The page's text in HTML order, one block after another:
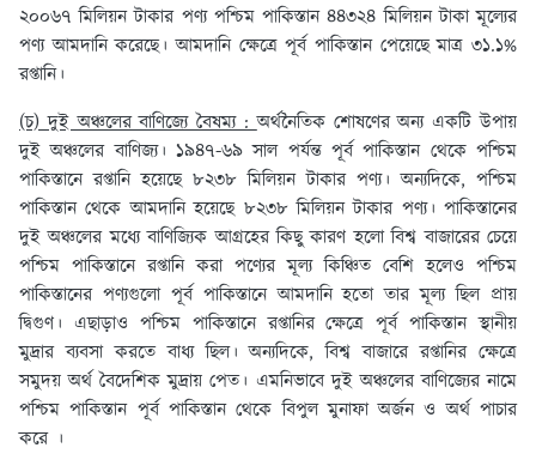
২০০৬৭ মিলিয়ন টাকার পণ্য পশ্চিম পাকিস্তান ৪৪৩২৪ মিলিয়ন টাকা মূল্যের
পণ্য আমদানি করেছে। আমদানি ক্ষেত্রে পূর্ব পাকিস্তান পেয়েছে মাত্র ৩১.১%
রপ্তানি।
(চ) দুই অঞ্চলের বাণিজ্যে বৈষম্য :অর্থনৈতিক শোষণের অন্য একটি উপায়
দুই অঞ্চলের বাণিজ্য। ১৯৪৭-৬৯ সাল পর্যন্ত পূর্ব পাকিস্তান থেকে পশ্চিম
পাকিস্তানে রপ্তানি হয়েছে ৮২৩৮ মিলিয়ন টাকার পণ্য। অন্যদিকে, পশ্চিম
পাকিস্তান থেকে আমদানি হয়েছে ৮২৩৮ মিলিয়ন টাকার পণ্য। পাকিস্তানের
দুই অঞ্চলের মধ্যে বাণিজ্যিক আগ্রহের কিছু কারণ হলো বিশ্ব বাজারের চেয়ে
পশ্চিম পাকিস্তানে রপ্তানি করা পণ্যের মূল্য কিঞ্চিত বেশি হলেও পশ্চিম
পাকিস্তানের পণ্যগুলো পূর্ব পাকিস্তানে আমদানি হতো তার মূল্য ছিল প্রায়
দ্বিগুণ। এছাড়াও পশ্চিম পাকিস্তানে রপ্তানির ক্ষেত্রে পূর্ব পাকিস্তান স্থানীয়
মুদ্রার ব্যবসা করতে বাধ্য ছিল। অন্যদিকে, বিশ্ব বাজারে রপ্তানির ক্ষেত্রে
সমুদয় অর্থ বৈদেশিক মুদ্রায় পেত। এমনিভাবে দুই অঞ্চলের বাণিজ্যের নামে
পশ্চিম পাকিস্তান পূর্ব পাকিস্তান থেকে বিপুল মুনাফা অর্জন ও অর্থ পাচার
করে ।